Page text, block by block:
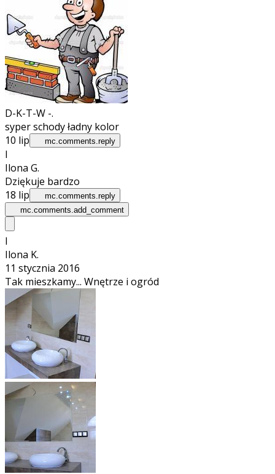
D-K-T-W -.
syper schody ładny kolor
10 lip
mc.comments.reply
I
Ilona G.
Dziękuje bardzo
18 lip
mc.comments.reply
mc.comments.add_comment
I
Ilona K.
11 stycznia 2016
Tak mieszkamy... Wnętrze i ogród